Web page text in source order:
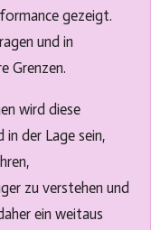
gezeigt.
und in
Grenzen.
wird diese
in der Lage sein,
zu verstehen und
ein weitaus